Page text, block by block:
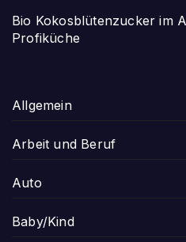
Bio Kokosblütenzucker im
Profiküche
Allgemein
Arbeit und Beruf
Auto
Baby/Kind